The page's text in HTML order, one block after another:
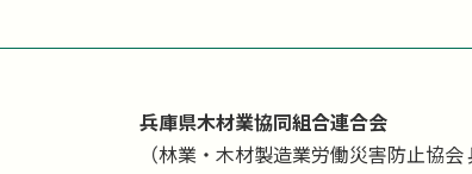
兵庫県木材業協同組合連合会
（林業・木材製造業労働災害防止協会